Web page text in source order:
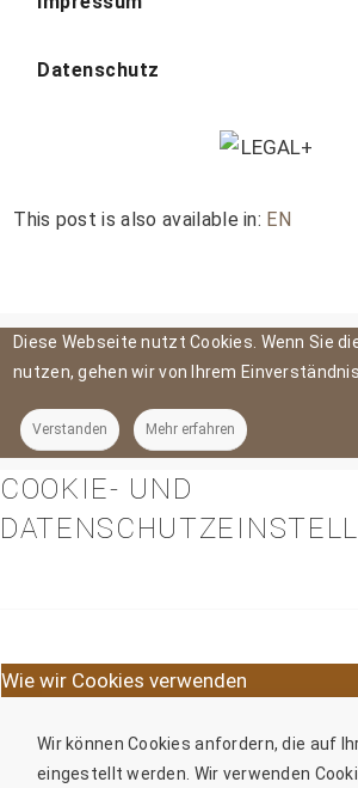
Datenschutz
This post is also available in: EN
Diese Webseite nutzt Cookies. Wenn Sie
nutzen, gehen wir von Ihrem
Verstanden Mehr erfahren
COOKIE- UND
Wie wir Cookies verwenden
Wir können Cookies anfordern, die auf
eingestellt werden. Wir verwenden